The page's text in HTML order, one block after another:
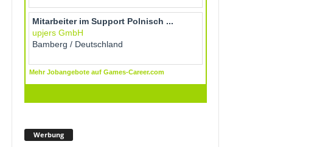
Werbung